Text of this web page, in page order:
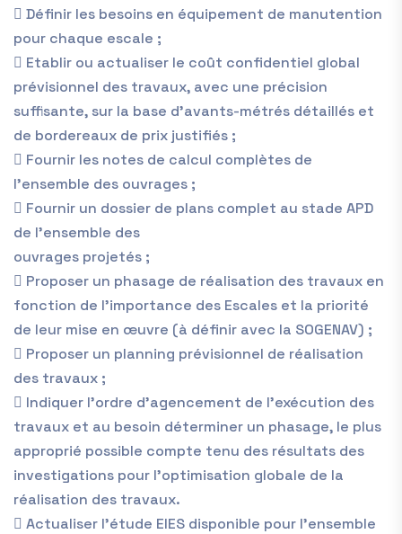
 Définir les besoins en équipement de manutention
pour chaque escale ;
 Etablir ou actualiser le coût confidentiel global
prévisionnel des travaux, avec une précision
suffisante, sur la base d’avants-métrés détaillés et
de bordereaux de prix justifiés ;
 Fournir les notes de calcul complètes de
l’ensemble des ouvrages ;
 Fournir un dossier de plans complet au stade APD
de l’ensemble des
ouvrages projetés ;
 Proposer un phasage de réalisation des travaux en
fonction de l’importance des Escales et la priorité
de leur mise en œuvre (à définir avec la SOGENAV) ;
 Proposer un planning prévisionnel de réalisation
des travaux ;
 Indiquer l’ordre d’agencement de l’exécution des
travaux et au besoin déterminer un phasage, le plus
approprié possible compte tenu des résultats des
investigations pour l’optimisation globale de la
réalisation des travaux.
 Actualiser l’étude EIES disponible pour l’ensemble